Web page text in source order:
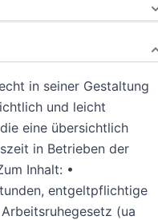
in seiner Gestaltung
und leicht
eine übersichtlich
in Betrieben der
Inhalt: •
entgeltpflichtige
(ua